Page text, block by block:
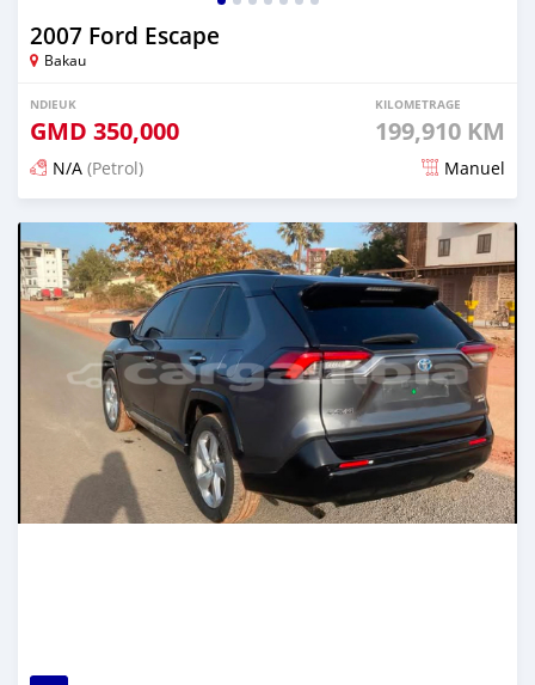
2007 Ford Escape
Bakau
NDIEUK
GMD 350,000
KILOMETRAGE
199,910 KM
N/A (Petrol) Manuel
Dougal na niou ko depuis 27 days